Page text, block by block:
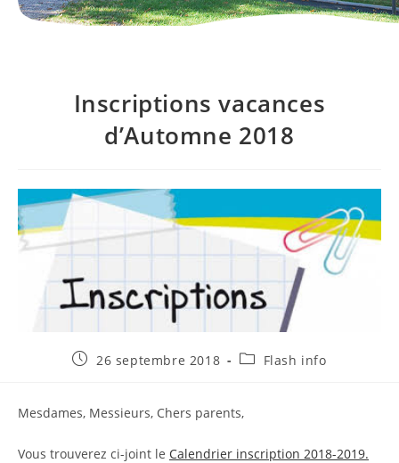
Inscriptions vacances
d’Automne 2018
Publication
26 septembre 2018
PostFlash info
Mesdames, Messieurs, Chers parents,
Vous trouverez ci-joint le Calendrier inscription 2018-2019.